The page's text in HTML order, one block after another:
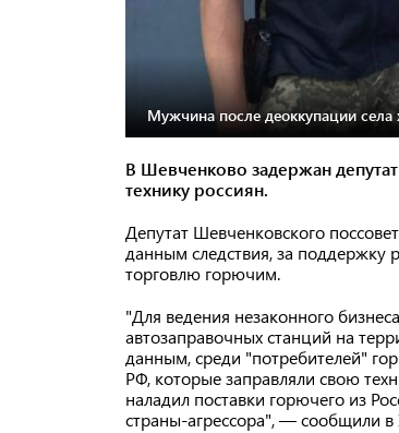
Мужчина после деоккупации села
В Шевченково задержан
технику россиян.
Депутат Шевченковского
данным следствия, за поддержку
торговлю горючим.
"Для ведения незаконного
автозаправочных станций на
данным, среди "потребителей"
РФ, которые заправляли свою
наладил поставки горючего из
страны-агрессора", — сообщили в